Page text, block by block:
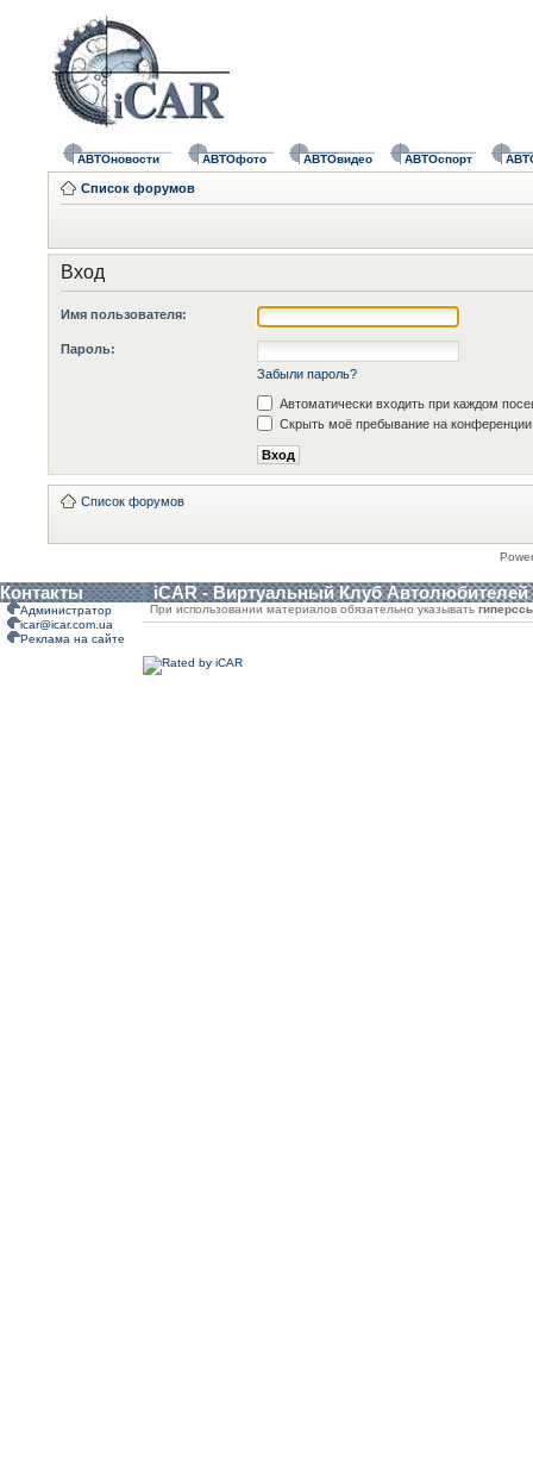
АВТОновости АВТОфото АВТОвидео АВТОспорт
Список форумов
Вход
Имя пользователя:
Пароль:
Забыли пароль?
Автоматически входить при каждом
Скрыть моё пребывание на конференции
Список форумов
Контакты iCAR - Виртуальный Клуб Автолюбителей
Администратор
icar@icar.com.ua
Реклама на сайте
При использовании материалов обязательно указывать